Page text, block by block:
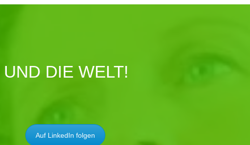
DIE WELT!
Auf LinkedIn folgen